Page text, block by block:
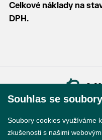
Celkové náklady na
DPH.
©
Souhlas se
Soubory cookies využíváme
zkušenosti s našimi